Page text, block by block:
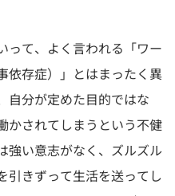
って、よく言われる「ワー
依存症）」とはまったく異
自分が定めた目的ではな
かされてしまうという不健
強い意志がなく、ズルズル
引きずって生活を送ってし